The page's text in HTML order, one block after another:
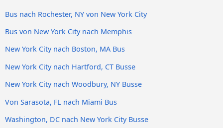
Bus nach Rochester, NY von New York City
Bus von New York City nach Memphis
New York City nach Boston, MA Bus
New York City nach Hartford, CT Busse
New York City nach Woodbury, NY Busse
Von Sarasota, FL nach Miami Bus
Washington, DC nach New York City Busse